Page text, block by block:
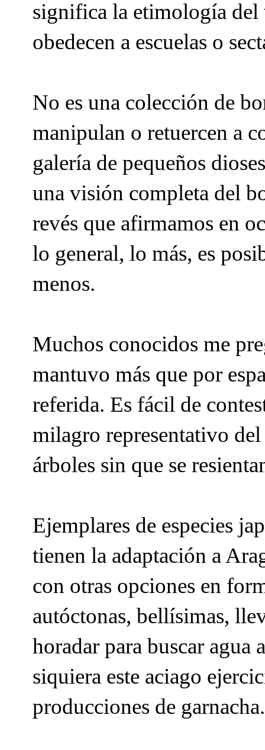
significa la etimología del
obedecen a escuelas o
No es una colección de
manipulan o retuercen a
galería de pequeños
una visión completa del
revés que afirmamos en
lo general, lo más, es
menos.
Muchos conocidos me
mantuvo más que por
referida. Es fácil de
milagro representativo del
árboles sin que se
Ejemplares de especies
tienen la adaptación a
con otras opciones en
autóctonas, bellísimas,
horadar para buscar
siquiera este aciago
producciones de garnacha.